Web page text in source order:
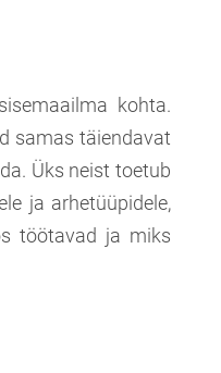
kohta.
samas täiendavat
Üks neist toetub
ja arhetüüpidele,
töötavad ja miks